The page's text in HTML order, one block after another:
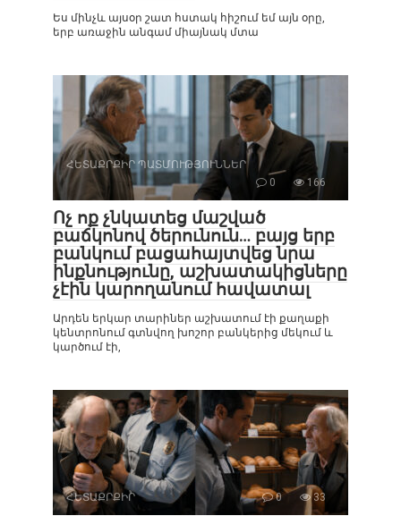
Ես մինչև այսօր շատ հստակ հիշում եմ այն օրը,
երբ առաջին անգամ միայնակ մտա
ՀԵՏԱՔՐՔԻՐ ՊԱՏՄՈՒԹՅՈՒՆՆԵՐ
0
166
Ոչ ոք չնկատեց մաշված
բաճկոնով ծերունուն… բայց երբ
բանկում բացահայտվեց նրա
ինքնությունը, աշխատակիցները
չէին կարողանում հավատալ
Արդեն երկար տարիներ աշխատում էի քաղաքի
կենտրոնում գտնվող խոշոր բանկերից մեկում և
կարծում էի,
ՀԵՏԱՔՐՔԻՐ 0 33